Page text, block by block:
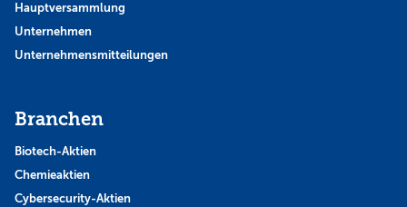
Hauptversammlung
Unternehmen
Unternehmensmitteilungen
Branchen
Biotech-Aktien
Chemieaktien
Cybersecurity-Aktien